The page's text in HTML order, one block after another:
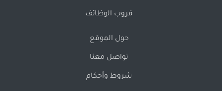
قروب الوظائف
حول الموقع
تواصل معنا
شروط وأحكام